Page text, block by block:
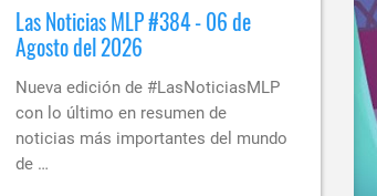
Las Noticias MLP #384 - 06 de
Agosto del 2026
Nueva edición de #LasNoticiasMLP
con lo último en resumen de
noticias más importantes del mundo
de …